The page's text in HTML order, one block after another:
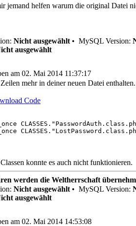
jemand helfen warum die original Datei
Nicht ausgewählt • MySQL Version:
ausgewählt
am 02. Mai 2014 11:37:17
mehr in deiner neuen Datei enthalten.
Code
konnte es auch nicht funktionieren.
werden die Weltherrschaft
Nicht ausgewählt • MySQL Version:
ausgewählt
am 02. Mai 2014 14:53:08